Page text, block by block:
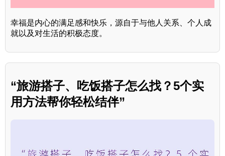
幸福是内心的满足感和快乐，源自于与他人关系、个人成
就以及对生活的积极态度。
“旅游搭子、吃饭搭子怎么找？5个实
用方法帮你轻松结伴”